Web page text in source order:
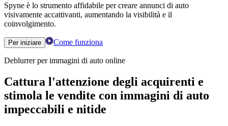
Spyne è lo strumento affidabile per creare annunci di auto
visivamente accattivanti, aumentando la visibilità e il
coinvolgimento.
Per iniziare Come funziona
Deblurrer per immagini di auto online
Cattura l'attenzione degli acquirenti e
stimola le vendite con immagini di auto
impeccabili e nitide